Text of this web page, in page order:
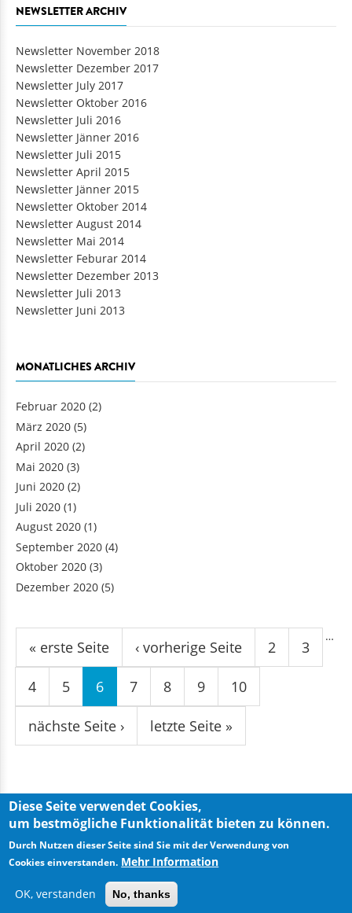
NEWSLETTER ARCHIV
Newsletter November 2018
Newsletter Dezember 2017
Newsletter July 2017
Newsletter Oktober 2016
Newsletter Juli 2016
Newsletter Jänner 2016
Newsletter Juli 2015
Newsletter April 2015
Newsletter Jänner 2015
Newsletter Oktober 2014
Newsletter August 2014
Newsletter Mai 2014
Newsletter Feburar 2014
Newsletter Dezember 2013
Newsletter Juli 2013
Newsletter Juni 2013
MONATLICHES ARCHIV
Februar 2020 (2)
März 2020 (5)
April 2020 (2)
Mai 2020 (3)
Juni 2020 (2)
Juli 2020 (1)
August 2020 (1)
September 2020 (4)
Oktober 2020 (3)
Dezember 2020 (5)
Seiten
« erste Seite ‹ vorherige Seite
…
2 3
4 5 6 7 8 9 10
nächste Seite › letzte Seite »
Diese Seite verwendet Cookies,
um bestmögliche Funktionalität bieten zu können.
Durch Nutzen dieser Seite sind Sie mit der Verwendung von
Cookies einverstanden. Mehr Information
OK, verstanden No, thanks